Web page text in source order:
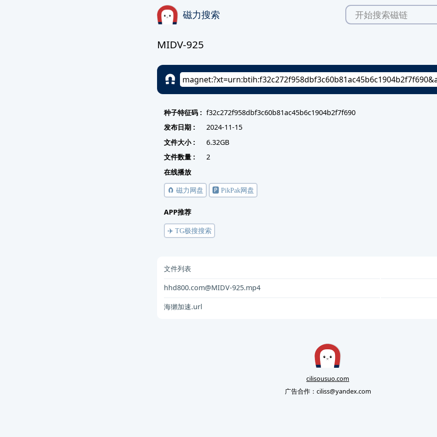
磁力搜索
MIDV-925
种子特征码 : f32c272f958dbf3c60b81ac45b6c1904b2f7f690
发布日期 :
2024-11-15
文件大小 :
6.32GB
文件数量 :
2
在线播放
🧲 磁力网盘 🅿️ PikPak网盘
APP推荐
✈️ TG极搜搜索
文件列表
hhd800.com@MIDV-925.mp4
海獺加速.url
cilisousuo.com
广告合作： ciliss@yandex.com